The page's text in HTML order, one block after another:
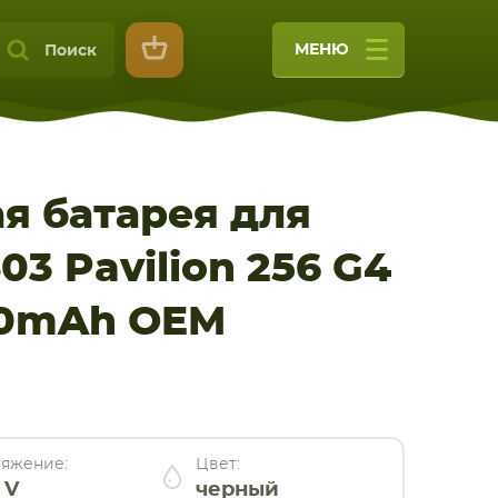
Поиск МЕНЮ
батарея для
Pavilion 256 G4
OEM
V
Цвет:
черный